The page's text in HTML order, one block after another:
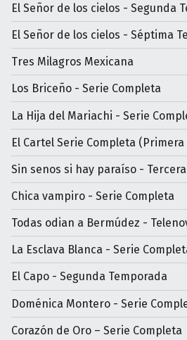
El Señor de los cielos - Segunda
El Señor de los cielos - Séptima
Tres Milagros Mexicana
Los Briceño - Serie Completa
La Hija del Mariachi - Serie
El Cartel Serie Completa
Sin senos si hay paraíso -
Chica vampiro - Serie Completa
Todas odian a Bermúdez -
La Esclava Blanca - Serie
El Capo - Segunda Temporada
Doménica Montero - Serie
Corazón de Oro – Serie Completa